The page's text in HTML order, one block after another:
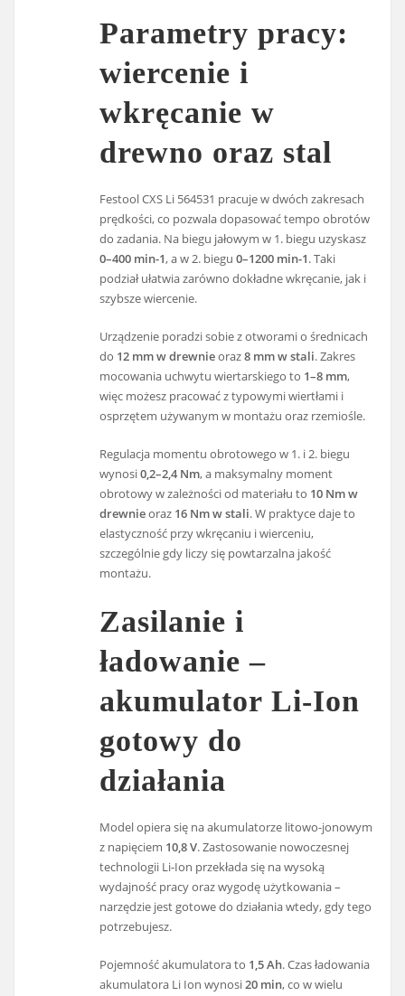
Parametry pracy:
wiercenie i
wkręcanie w
drewno oraz stal
Festool CXS Li 564531 pracuje w dwóch zakresach
prędkości, co pozwala dopasować tempo obrotów
do zadania. Na biegu jałowym w 1. biegu uzyskasz
0–400 min-1, a w 2. biegu0–1200 min-1. Taki
podział ułatwia zarówno dokładne wkręcanie, jak i
szybsze wiercenie.
Urządzenie poradzi sobie z otworami o średnicach
do 12 mm w drewnieoraz8 mm w stali. Zakres
mocowania uchwytu wiertarskiego to 1–8 mm,
więc możesz pracować z typowymi wiertłami i
osprzętem używanym w montażu oraz rzemiośle.
Regulacja momentu obrotowego w 1. i 2. biegu
wynosi0,2–2,4 Nm, a maksymalny moment
obrotowy w zależności od materiału to 10 Nm w
drewnieoraz 16 Nm w stali. W praktyce daje to
elastyczność przy wkręcaniu i wierceniu,
szczególnie gdy liczy się powtarzalna jakość
montażu.
Zasilanie i
ładowanie –
akumulator Li-Ion
gotowy do
działania
Model opiera się na akumulatorze litowo-jonowym
z napięciem 10,8 V. Zastosowanie nowoczesnej
technologii Li-Ion przekłada się na wysoką
wydajność pracy oraz wygodę użytkowania –
narzędzie jest gotowe do działania wtedy, gdy tego
potrzebujesz.
Pojemność akumulatora to 1,5 Ah. Czas ładowania
akumulatora Li Ion wynosi20 min, co w wielu